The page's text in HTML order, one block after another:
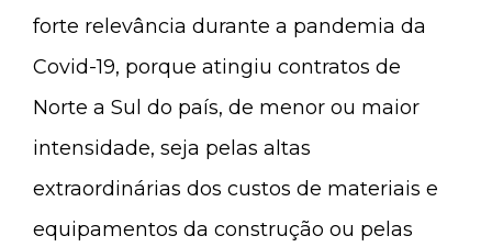
forte relevância durante a pandemia da
Covid-19, porque atingiu contratos de
Norte a Sul do país, de menor ou maior
intensidade, seja pelas altas
extraordinárias dos custos de materiais e
equipamentos da construção ou pelas